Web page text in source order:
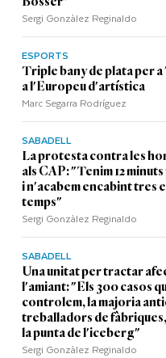
Sergi Gonzàlez Reginaldo
ESPORTS
Triple bany de plata per
a l'Europeu d'artística
Marc Segarra Rodríguez
SABADELL
La protesta contra les
als CAP: "Tenim 12
i n'acabem encabint tres
temps"
Sergi Gonzàlez Reginaldo
SABADELL
Una unitat per tractar
l'amiant: "Els 300 casos
controlem, la majoria
treballadors de
la punta de l'iceberg"
Sergi Gonzàlez Reginaldo